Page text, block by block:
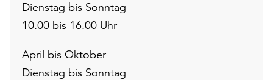
Dienstag bis Sonntag
10.00 bis 16.00 Uhr
April bis Oktober
Dienstag bis Sonntag